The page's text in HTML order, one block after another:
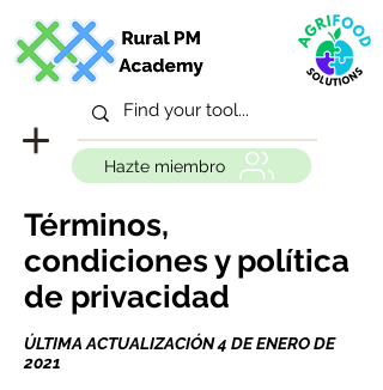
Hazte miembro
Términos,
condiciones y política
de privacidad
ÚLTIMA ACTUALIZACIÓN 4 DE ENERO DE
2021